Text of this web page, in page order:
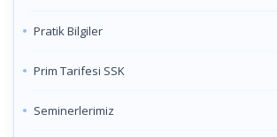
Pratik Bilgiler
Prim Tarifesi SSK
Seminerlerimiz